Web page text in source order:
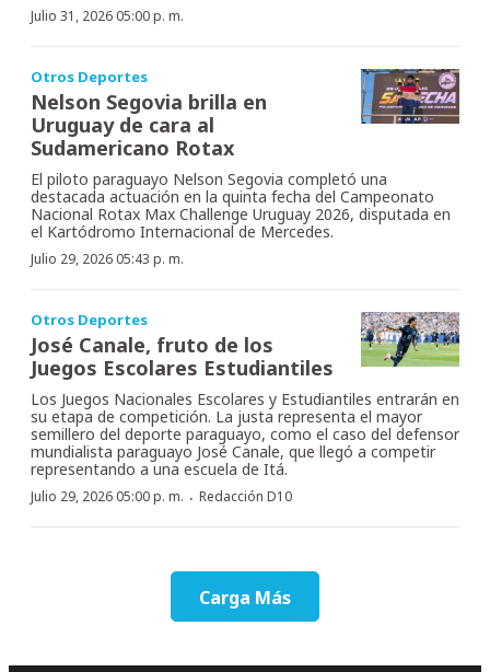
Julio 31, 2026 05:00 p. m.
Otros Deportes
Nelson Segovia brilla en
Uruguay de cara al
Sudamericano Rotax
El piloto paraguayo Nelson Segovia completó una
destacada actuación en la quinta fecha del Campeonato
Nacional Rotax Max Challenge Uruguay 2026, disputada en
el Kartódromo Internacional de Mercedes.
Julio 29, 2026 05:43 p. m.
Otros Deportes
José Canale, fruto de los
Juegos Escolares Estudiantiles
Los Juegos Nacionales Escolares y Estudiantiles entrarán en
su etapa de competición. La justa representa el mayor
semillero del deporte paraguayo, como el caso del defensor
mundialista paraguayo José Canale, que llegó a competir
representando a una escuela de Itá.
Julio 29, 2026 05:00 p. m. · Redacción D10
Carga Más